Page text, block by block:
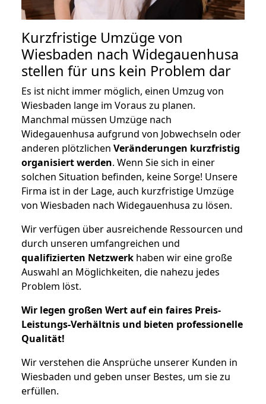
Kurzfristige Umzüge von
Wiesbaden nach Widegauenhusa
stellen für uns kein Problem dar
Es ist nicht immer möglich, einen Umzug von
Wiesbaden lange im Voraus zu planen.
Manchmal müssen Umzüge nach
Widegauenhusa aufgrund von Jobwechseln oder
anderen plötzlichen Veränderungen kurzfristig
organisiert werden. Wenn Sie sich in einer
solchen Situation befinden, keine Sorge! Unsere
Firma ist in der Lage, auch kurzfristige Umzüge
von Wiesbaden nach Widegauenhusa zu lösen.
Wir verfügen über ausreichende Ressourcen und
durch unseren umfangreichen und
qualifizierten Netzwerk haben wir eine große
Auswahl an Möglichkeiten, die nahezu jedes
Problem löst.
Wir legen großen Wert auf ein faires Preis-
Leistungs-Verhältnis und bieten professionelle
Qualität!
Wir verstehen die Ansprüche unserer Kunden in
Wiesbaden und geben unser Bestes, um sie zu
erfüllen.